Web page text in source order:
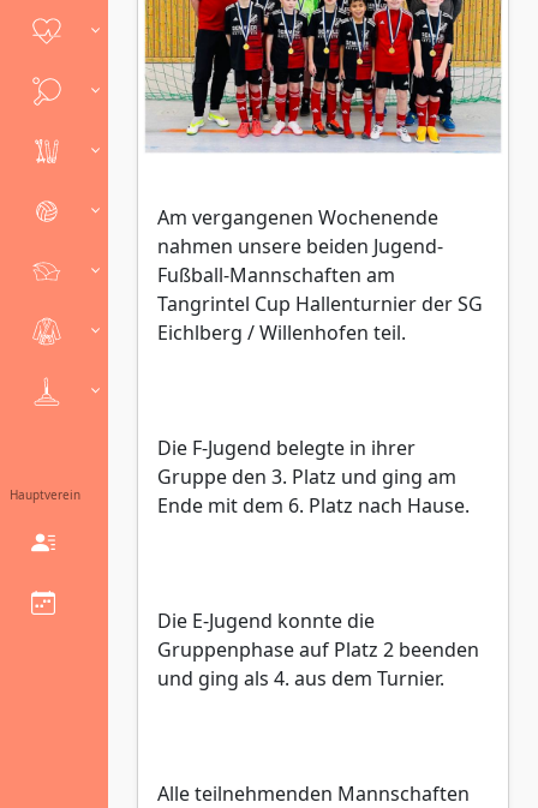
Hauptverein
Am vergangenen Wochenende
nahmen unsere beiden Jugend-
Fußball-Mannschaften am
Tangrintel Cup Hallenturnier der SG
Eichlberg / Willenhofen teil.
Die F-Jugend belegte in ihrer
Gruppe den 3. Platz und ging am
Ende mit dem 6. Platz nach Hause.
Die E-Jugend konnte die
Gruppenphase auf Platz 2 beenden
und ging als 4. aus dem Turnier.
Alle teilnehmenden Mannschaften